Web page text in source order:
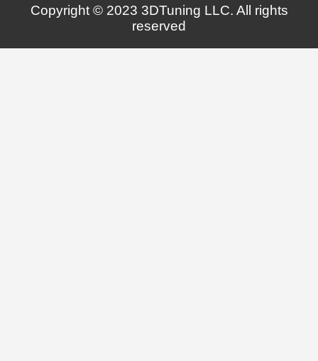
Copyright © 2023 3DTuning LLC. All rights
reserved